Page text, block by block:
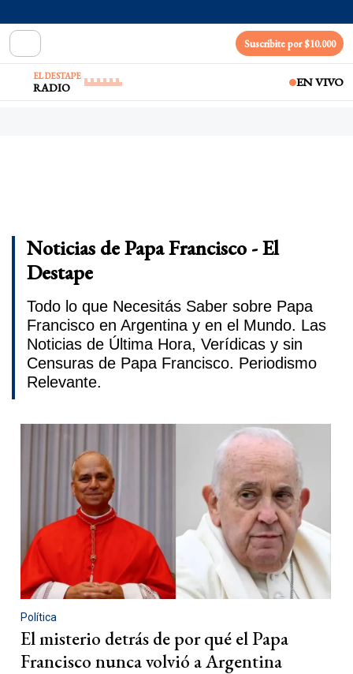
Suscribite por $10.000
EL DESTAPE
RADIO EN VIVO
Noticias de Papa Francisco - El
Destape
Todo lo que Necesitás Saber sobre Papa
Francisco en Argentina y en el Mundo. Las
Noticias de Última Hora, Verídicas y sin
Censuras de Papa Francisco. Periodismo
Relevante.
Política
El misterio detrás de por qué el Papa
Francisco nunca volvió a Argentina